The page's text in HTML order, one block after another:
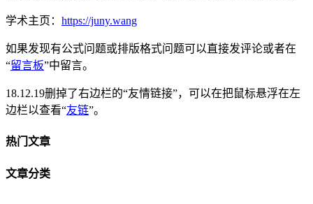
学术主页： https://juny.wang
如果发现有公式问题或排版格式问题可以直接发评论或者在
“留言板”中留言。
18.12.19删掉了右边栏的“友情链接”，可以在把鼠标悬浮在左
边栏以查看“友链”。
热门文章
文章分类